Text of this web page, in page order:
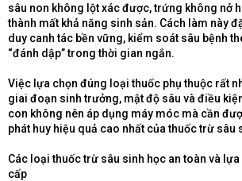
sâu non không lột xác được, trứng không nở
thành mất khả năng sinh sản. Cách làm này
duy canh tác bền vững, kiểm soát sâu bệnh
“đánh dập” trong thời gian ngắn.
Việc lựa chọn đúng loại thuốc phụ thuộc rất
giai đoạn sinh trưởng, mật độ sâu và điều
con không nên áp dụng máy móc mà cần
phát huy hiệu quả cao nhất của thuốc trừ sâu
Các loại thuốc trừ sâu sinh học an toàn và
cấp